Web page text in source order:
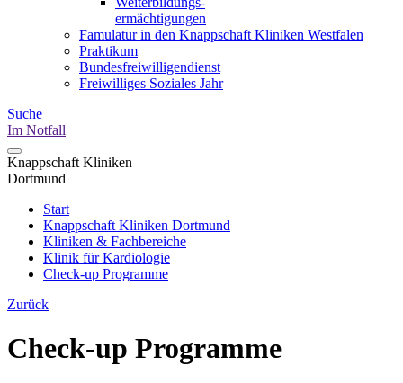
ermächtigungen
Famulatur in den Knappschaft Kliniken Westfalen
Praktikum
Bundesfreiwilligendienst
Freiwilliges Soziales Jahr
Suche
Im Notfall
Knappschaft Kliniken
Dortmund
Start
Knappschaft Kliniken Dortmund
Kliniken & Fachbereiche
Klinik für Kardiologie
Check-up Programme
Zurück
Check-up Programme